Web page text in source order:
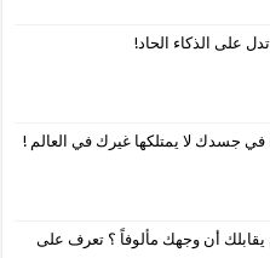
على الذكاء الحاد!
في جسدك لا يمتلكها غيرك في العالم !
أن وجهك مألوفاً ؟ تعرف على